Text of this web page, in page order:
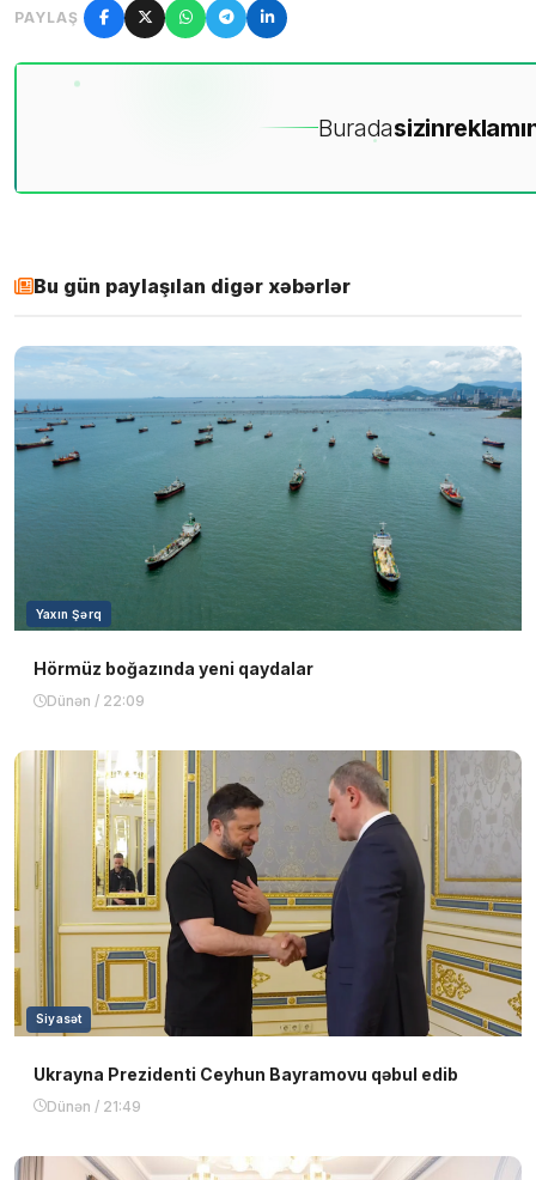
PAYLAŞ
Buradasizin
Bu gün paylaşılan digər xəbərlər
Yaxın Şərq
Hörmüz boğazında yeni qaydalar
Dünən / 22:09
Siyasət
Ukrayna Prezidenti Ceyhun Bayramovu qəbul edib
Dünən / 21:49